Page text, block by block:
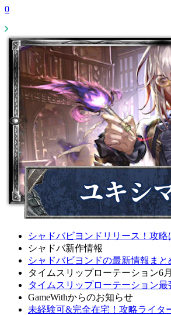
0
シャドバビヨンドリリース！攻略
シャドバ新作情報
シャドバビヨンドの最新情報まと
タイムスリップローテーション6月
タイムスリップローテーション
GameWithからのお知らせ
未経験可&完全在宅！攻略ライタ